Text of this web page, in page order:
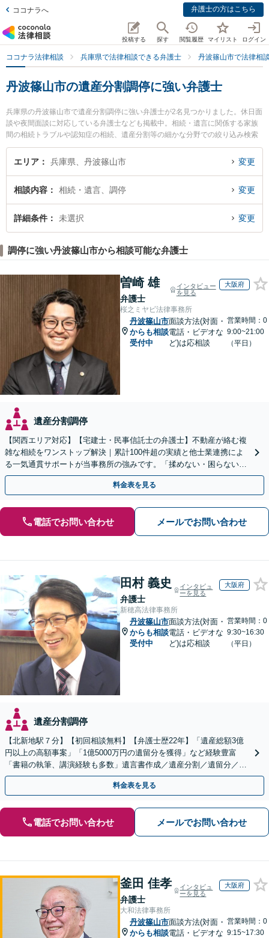
ココナラへ 弁護士の方はこちら
投稿する 探す 閲覧履歴 マイリスト ログイン
ココナラ法律相談 兵庫県で法律相談できる弁護士 丹波篠山市で法律相
丹波篠山市の遺産分割調停に強い弁護士
兵庫県の丹波篠山市で遺産分割調停に強い弁護士が2名見つかりました。休日面
談や夜間面談に対応している弁護士なども掲載中。相続・遺言に関係する家族
間の相続トラブルや認知症の相続、遺産分割等の細かな分野での絞り込み検索
もでき便利です。特に弁護士法人近畿フロンティア法律事務所 篠山オフィスの
田渕 仁士弁護士や弁護士法人筧法律事務所 篠山支所の筧 宗憲弁護士のプロフ
『遺産分割調停のトラブル解決の実績豊富な近くの弁護士を検索したい』『初
回相談無料で遺産分割調停を法律相談できる丹波篠山市内の弁護士に相談予約
したい』などでお困りの相談者さんにおすすめです。
エリア 兵庫県、丹波篠山市 変更
相談内容 相続・遺言、調停 変更
詳細条件 未選択 変更
調停に強い丹波篠山市から相談可能な弁護士
曽崎 雄
弁護士
インタビュー
を見る
大阪府
桜之ミヤビ法律事務所
丹波篠山市
からも相談
受付中
面談方法(対面・
電話・ビデオな
ど)は応相談
営業時間：0
9:00~21:00
（平日）
遺産分割調停
【関西エリア対応】【宅建士・民事信託士の弁護士】不動産が絡む複
雑な相続をワンストップ解決｜累計100件超の実績と他士業連携によ
る一気通貫サポートが当事務所の強みです。「揉めない・困らない相
続」を形にします。
料金表を見る
電話でお問い合わせ メールでお問い合わせ
田村 義史
弁護士
インタビュ
ーを見る
大阪府
新穂高法律事務所
丹波篠山市
からも相談
受付中
面談方法(対面・
電話・ビデオな
ど)は応相談
営業時間：0
9:30~16:30
（平日）
遺産分割調停
【北新地駅７分】【初回相談無料】【弁護士歴22年】「遺産総額3億
円以上の高額事案」「1億5000万円の遺留分を獲得」など経験豊富
「書籍の執筆、講演経験も多数」遺言書作成／遺産分割／遺留分／相
続放棄など【休日・夜間面談可】【完全個室対応】
料金表を見る
電話でお問い合わせ メールでお問い合わせ
釜田 佳孝
弁護士
インタビュ
ーを見る
大阪府
大和法律事務所
丹波篠山市
からも相談
面談方法(対面・
電話・ビデオな
営業時間：0
9:15~17:30